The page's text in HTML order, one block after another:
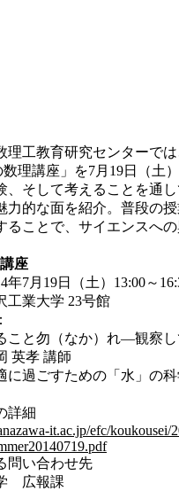
理工教育研究センターで
理講座」を7月19日（土
、そして考えることを通
力的な面を紹介。普段の
ることで、サイエンスへ
座
7月19日（土）13:00～
業大学 23号館
と勿（なか）れ―観察し
孝 講師
に過ごすための「水」の
詳細
it.ac.jp/efc/koukousei/
問い合わせ先
広報課